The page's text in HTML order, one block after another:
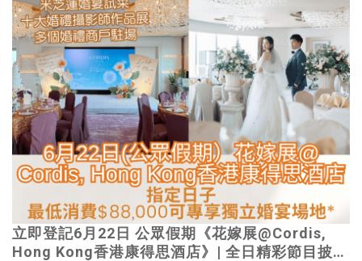
立即登記6月22日 公眾假期《花嫁展@Cordis,
Hong Kong香港康得思酒店》| 全日精彩節目披露